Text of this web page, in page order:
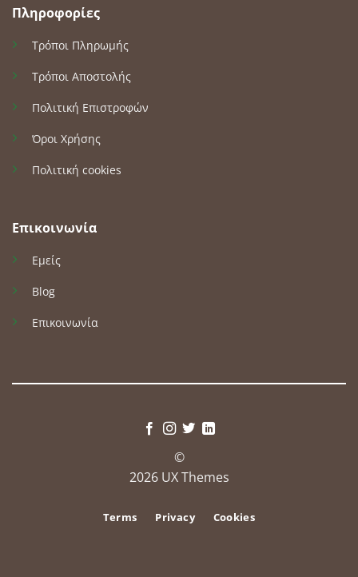
Πληροφορίες
Τρόποι Πληρωμής
Τρόποι Αποστολής
Πολιτική Επιστροφών
Όροι Χρήσης
Πολιτική cookies
Επικοινωνία
Εμείς
Blog
Επικοινωνία
©
2026 UX Themes
Terms Privacy Cookies